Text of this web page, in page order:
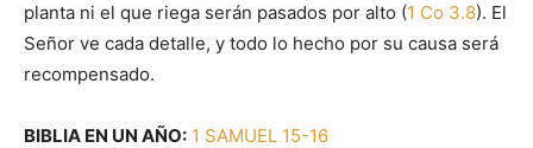
planta ni el que riega serán pasados por alto (1 Co 3.8). El
Señor ve cada detalle, y todo lo hecho por su causa será
recompensado.
BIBLIA EN UN AÑO: 1 SAMUEL 15-16